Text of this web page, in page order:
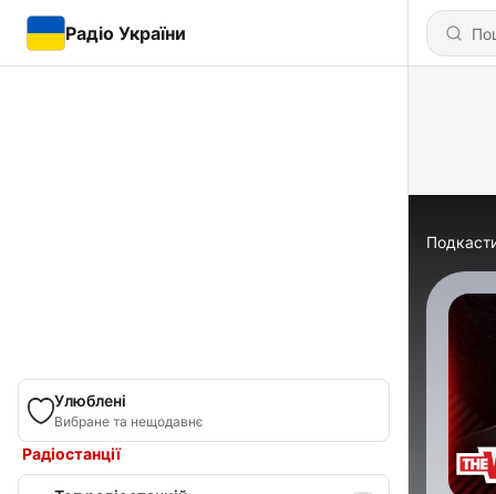
Радіо України
Улюблені
Вибране та нещодавнє
Радіостанції